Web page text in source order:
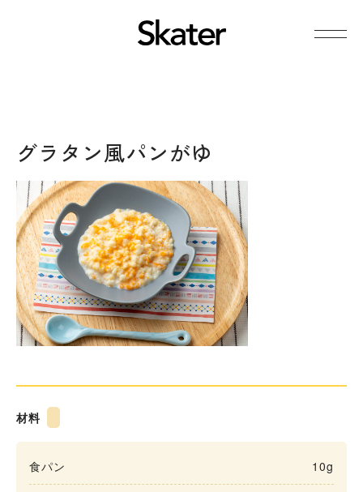
グラタン風パンがゆ
材料
食パン 10g